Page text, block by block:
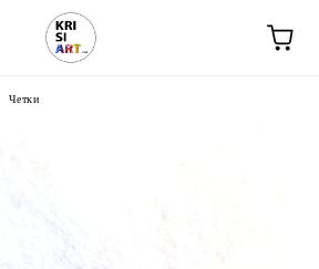
Четки